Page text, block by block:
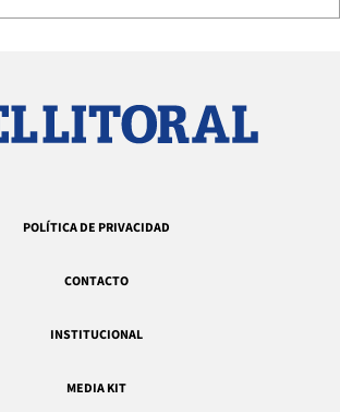
POLÍTICA DE PRIVACIDAD
CONTACTO
INSTITUCIONAL
MEDIA KIT